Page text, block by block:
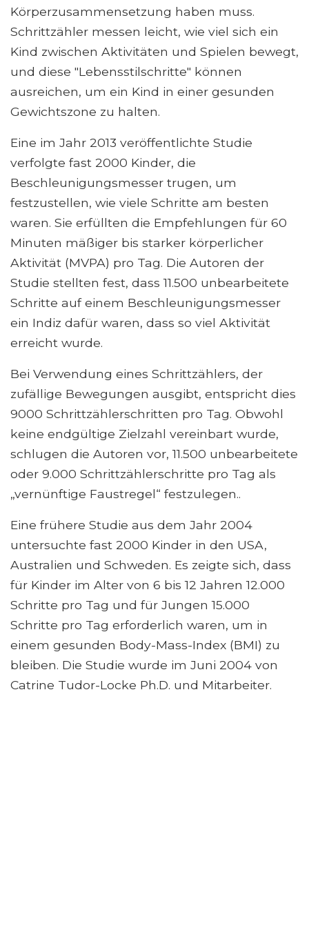
Körperzusammensetzung haben muss.
Schrittzähler messen leicht, wie viel sich ein
Kind zwischen Aktivitäten und Spielen bewegt,
und diese "Lebensstilschritte" können
ausreichen, um ein Kind in einer gesunden
Gewichtszone zu halten.
Eine im Jahr 2013 veröffentlichte Studie
verfolgte fast 2000 Kinder, die
Beschleunigungsmesser trugen, um
festzustellen, wie viele Schritte am besten
waren. Sie erfüllten die Empfehlungen für 60
Minuten mäßiger bis starker körperlicher
Aktivität (MVPA) pro Tag. Die Autoren der
Studie stellten fest, dass 11.500 unbearbeitete
Schritte auf einem Beschleunigungsmesser
ein Indiz dafür waren, dass so viel Aktivität
erreicht wurde.
Bei Verwendung eines Schrittzählers, der
zufällige Bewegungen ausgibt, entspricht dies
9000 Schrittzählerschritten pro Tag. Obwohl
keine endgültige Zielzahl vereinbart wurde,
schlugen die Autoren vor, 11.500 unbearbeitete
oder 9.000 Schrittzählerschritte pro Tag als
„vernünftige Faustregel“ festzulegen..
Eine frühere Studie aus dem Jahr 2004
untersuchte fast 2000 Kinder in den USA,
Australien und Schweden. Es zeigte sich, dass
für Kinder im Alter von 6 bis 12 Jahren 12.000
Schritte pro Tag und für Jungen 15.000
Schritte pro Tag erforderlich waren, um in
einem gesunden Body-Mass-Index (BMI) zu
bleiben. Die Studie wurde im Juni 2004 von
Catrine Tudor-Locke Ph.D. und Mitarbeiter.